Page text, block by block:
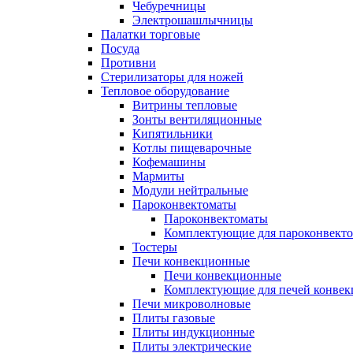
Чебуречницы
Электрошашлычницы
Палатки торговые
Посуда
Противни
Стерилизаторы для ножей
Тепловое оборудование
Витрины тепловые
Зонты вентиляционные
Кипятильники
Котлы пищеварочные
Кофемашины
Мармиты
Модули нейтральные
Пароконвектоматы
Пароконвектоматы
Комплектующие для
Тостеры
Печи конвекционные
Печи конвекционные
Комплектующие для печей
Печи микроволновые
Плиты газовые
Плиты индукционные
Плиты электрические